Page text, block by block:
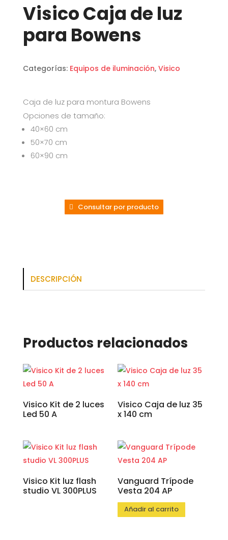
Visico Caja de luz
para Bowens
Categorías: Equipos de iluminación, Visico
Caja de luz para montura Bowens
Opciones de tamaño:
40×60 cm
50×70 cm
60×90 cm
Consultar por producto
DESCRIPCIÓN
Productos relacionados
Visico Kit de 2 luces
Led 50 A
Visico Caja de luz 35
x 140 cm
Visico Kit luz flash
studio VL 300PLUS
Vanguard Trípode
Vesta 204 AP
Añadir al carrito